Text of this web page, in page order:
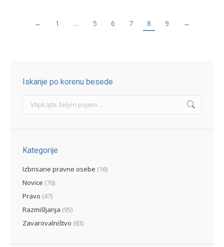
← 1 … 5 6 7 8 9 →
Iskanje po korenu besede
Search:
Kategorije
Izbrisane pravne osebe (16)
Novice (76)
Pravo (47)
Razmišljanja (95)
Zavarovalništvo (83)